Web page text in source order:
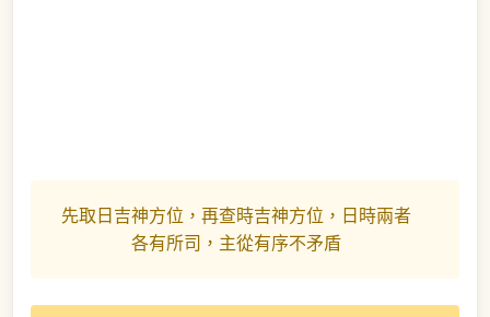
先取日吉神方位，再查時吉神方位，日時兩者
各有所司，主從有序不矛盾